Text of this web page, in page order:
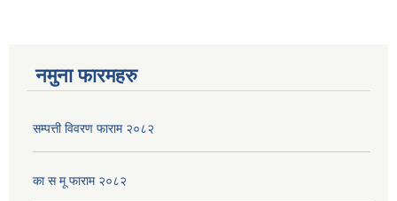
नमुना फारमहरु
सम्पत्ती विवरण फाराम २०८२
का स मू फाराम २०८२